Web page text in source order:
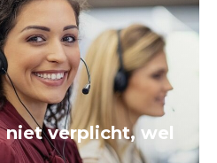
niet verplicht, wel